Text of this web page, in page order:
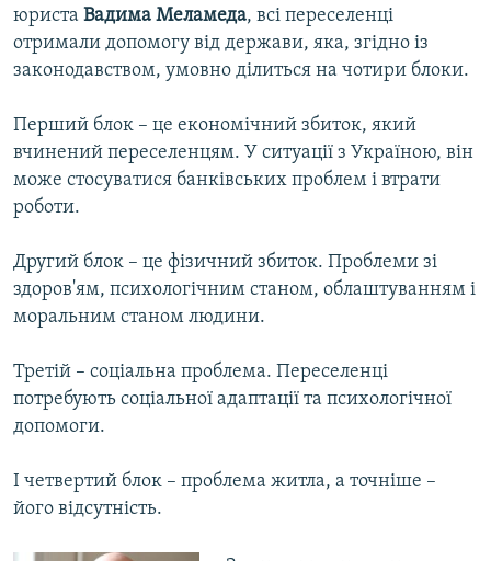
юриста Вадима Меламеда, всі переселенці
отримали допомогу від держави, яка, згідно із
законодавством, умовно ділиться на чотири блоки.
Перший блок – це економічний збиток, який
вчинений переселенцям. У ситуації з Україною, він
може стосуватися банківських проблем і втрати
роботи.
Другий блок – це фізичний збиток. Проблеми зі
здоров'ям, психологічним станом, облаштуванням і
моральним станом людини.
Третій – соціальна проблема. Переселенці
потребують соціальної адаптації та психологічної
допомоги.
І четвертий блок – проблема житла, а точніше –
його відсутність.